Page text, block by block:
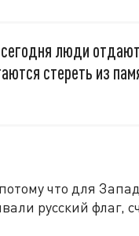
люди
стереть из
что для
русский флаг,